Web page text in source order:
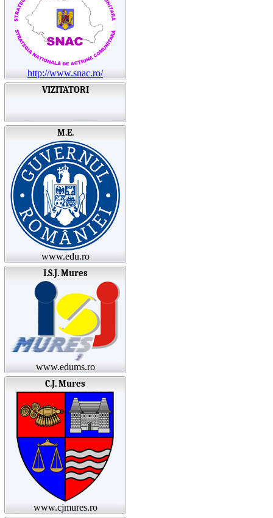
http://www.snac.ro/
VIZITATORI
M.E.
www.edu.ro
I.S.J. Mures
www.edums.ro
C.J. Mures
www.cjmures.ro